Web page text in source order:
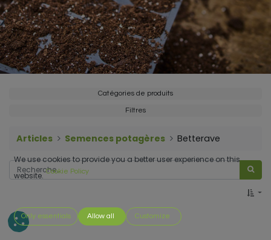
Catégories de produits
Filtres
Articles Semences potagères Betterave
We use cookies to provide you a better user experience on this
website. Cookie Policy
Only essentials Allow all Customize